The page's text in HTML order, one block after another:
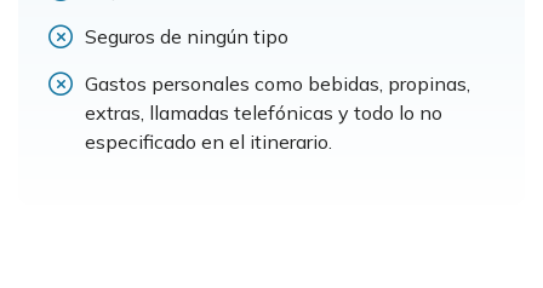
Seguros de ningún tipo
Gastos personales como bebidas, propinas,
extras, llamadas telefónicas y todo lo no
especificado en el itinerario.